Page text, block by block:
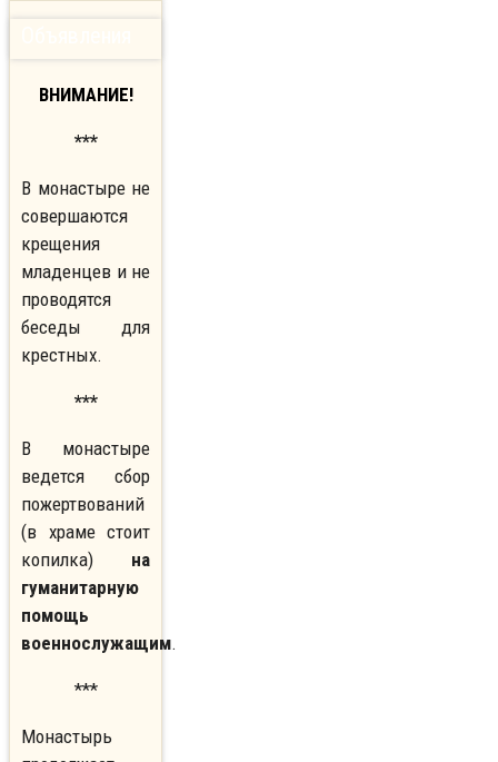
ВНИМАНИЕ!
***
В монастыре не
совершаются
крещения
младенцев и не
проводятся
беседы для
крестных.
***
В монастыре
ведется сбор
пожертвований
(в храме стоит
копилка) на
гуманитарную
помощь
военнослужащим.
***
Монастырь